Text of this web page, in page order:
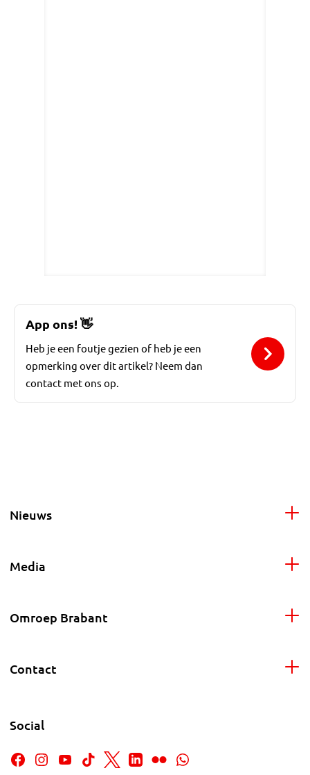
App ons!👋
Heb je een foutje gezien of heb je een
opmerking over dit artikel? Neem dan
contact met ons op.
Nieuws
Media
Omroep Brabant
Contact
Social